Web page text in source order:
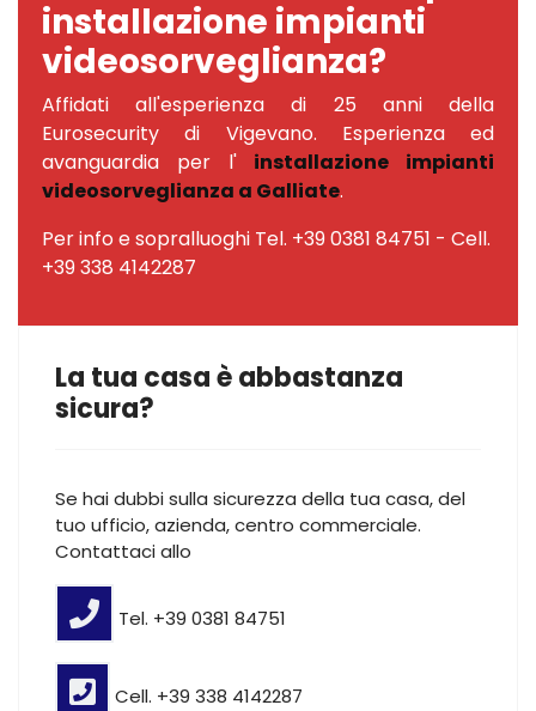
installazione impianti
videosorveglianza?
Affidati all'esperienza di 25 anni della
Eurosecurity di Vigevano. Esperienza ed
avanguardia per l' installazione impianti
videosorveglianza a Galliate.
Per info e sopralluoghi Tel. +39 0381 84751 - Cell.
+39 338 4142287
La tua casa è abbastanza
sicura?
Se hai dubbi sulla sicurezza della tua casa, del
tuo ufficio, azienda, centro commerciale.
Contattaci allo
Tel. +39 0381 84751
Cell. +39 338 4142287